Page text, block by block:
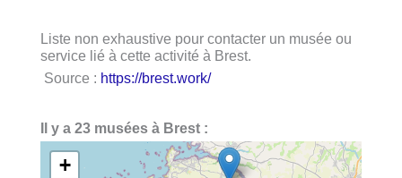
Liste non exhaustive pour contacter un musée ou
service lié à cette activité à Brest.
Source : https://brest.work/
Il y a 23 musées à Brest :
+